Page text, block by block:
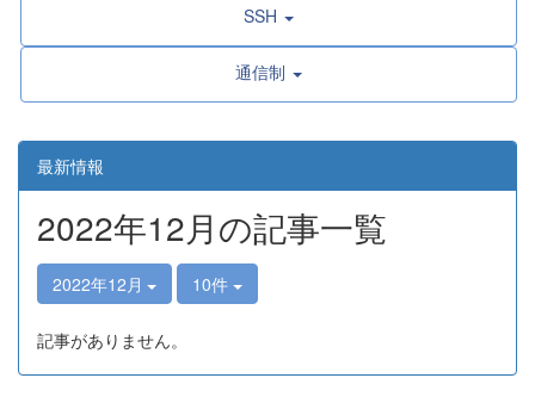
SSH
通信制
最新情報
2022年12月の記事一覧
2022年12月 10件
記事がありません。